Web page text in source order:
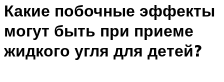
Какие побочные эффекты
могут быть при приеме
жидкого угля для детей?